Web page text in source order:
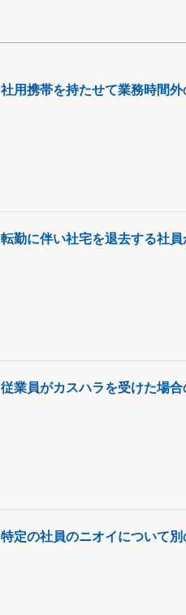
社用携帯を持たせて業務時間
転勤に伴い社宅を退去する社
従業員がカスハラを受けた場合
特定の社員のニオイについて